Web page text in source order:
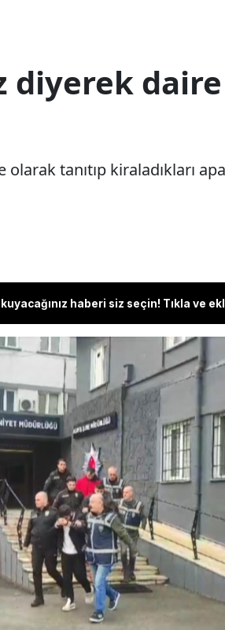
diyerek
tanıtıp kiraladıkları
haberi siz seçin! Tıkla ve
kendilerini depremzede olarak
apart dairelerde kadınları
4 kişi, gözaltına alındı.